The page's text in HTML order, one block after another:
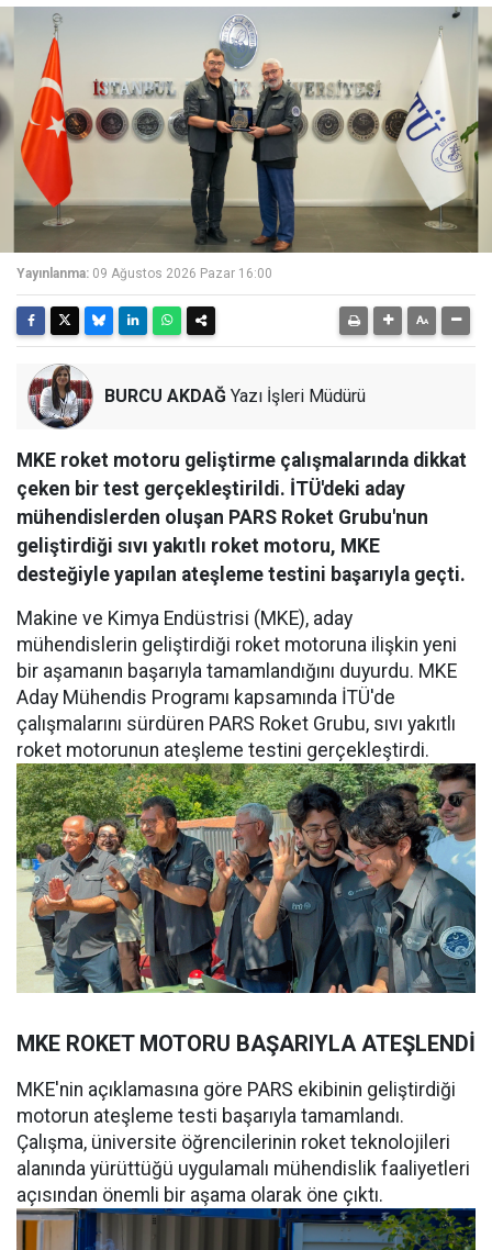
Yayınlanma: 09 Ağustos 2026 Pazar 16:00
BURCU AKDAĞ Yazı İşleri Müdürü
MKE roket motoru geliştirme çalışmalarında dikkat
çeken bir test gerçekleştirildi. İTÜ'deki aday
mühendislerden oluşan PARS Roket Grubu'nun
geliştirdiği sıvı yakıtlı roket motoru, MKE
desteğiyle yapılan ateşleme testini başarıyla geçti.
Makine ve Kimya Endüstrisi (MKE), aday
mühendislerin geliştirdiği roket motoruna ilişkin yeni
bir aşamanın başarıyla tamamlandığını duyurdu. MKE
Aday Mühendis Programı kapsamında İTÜ'de
çalışmalarını sürdüren PARS Roket Grubu, sıvı yakıtlı
roket motorunun ateşleme testini gerçekleştirdi.
MKE ROKET MOTORU BAŞARIYLA ATEŞLENDİ
MKE'nin açıklamasına göre PARS ekibinin geliştirdiği
motorun ateşleme testi başarıyla tamamlandı.
Çalışma, üniversite öğrencilerinin roket teknolojileri
alanında yürüttüğü uygulamalı mühendislik faaliyetleri
açısından önemli bir aşama olarak öne çıktı.